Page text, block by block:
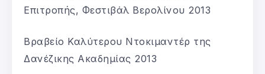
Επιτροπής, Φεστιβάλ Βερολίνου 2013
Βραβείο Καλύτερου Ντοκιμαντέρ της
Δανέζικης Ακαδημίας 2013